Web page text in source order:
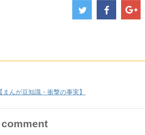
【まんが豆知識・衝撃の事実】
comment